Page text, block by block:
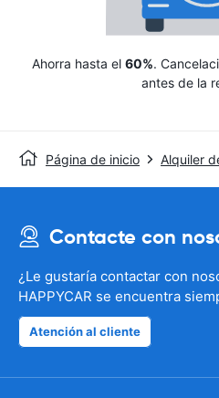
Ahorra hasta el 60%.
antes de la
Página de inicio Alquiler
Contacte con
¿Le gustaría contactar con
HAPPYCAR se encuentra
Atención al cliente